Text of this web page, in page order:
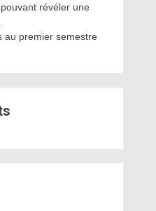
révéler une
au premier semestre